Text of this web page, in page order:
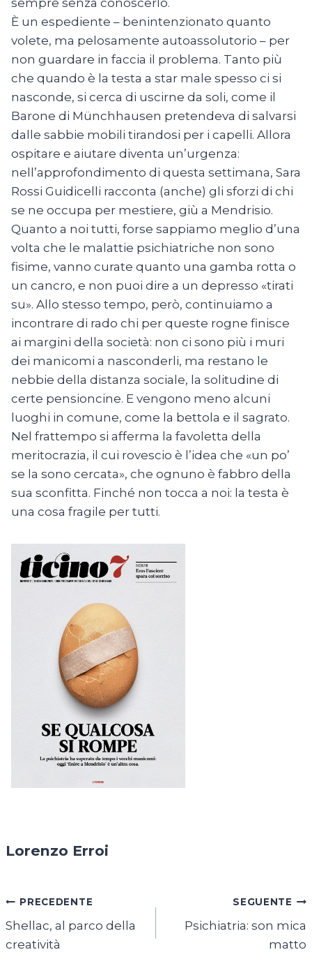
sempre senza conoscerlo.
È un espediente – benintenzionato quanto
volete, ma pelosamente autoassolutorio – per
non guardare in faccia il problema. Tanto più
che quando è la testa a star male spesso ci si
nasconde, si cerca di uscirne da soli, come il
Barone di Münchhausen pretendeva di salvarsi
dalle sabbie mobili tirandosi per i capelli. Allora
ospitare e aiutare diventa un’urgenza:
nell’approfondimento di questa settimana, Sara
Rossi Guidicelli racconta (anche) gli sforzi di chi
se ne occupa per mestiere, giù a Mendrisio.
Quanto a noi tutti, forse sappiamo meglio d’una
volta che le malattie psichiatriche non sono
fisime, vanno curate quanto una gamba rotta o
un cancro, e non puoi dire a un depresso «tirati
su». Allo stesso tempo, però, continuiamo a
incontrare di rado chi per queste rogne finisce
ai margini della società: non ci sono più i muri
dei manicomi a nasconderli, ma restano le
nebbie della distanza sociale, la solitudine di
certe pensioncine. E vengono meno alcuni
luoghi in comune, come la bettola e il sagrato.
Nel frattempo si afferma la favoletta della
meritocrazia, il cui rovescio è l’idea che «un po’
se la sono cercata», che ognuno è fabbro della
sua sconfitta. Finché non tocca a noi: la testa è
una cosa fragile per tutti.
Lorenzo Erroi
Navigazione
articoli
PRECEDENTE
Shellac, al parco della
creatività
SEGUENTE
Psichiatria: son mica
matto